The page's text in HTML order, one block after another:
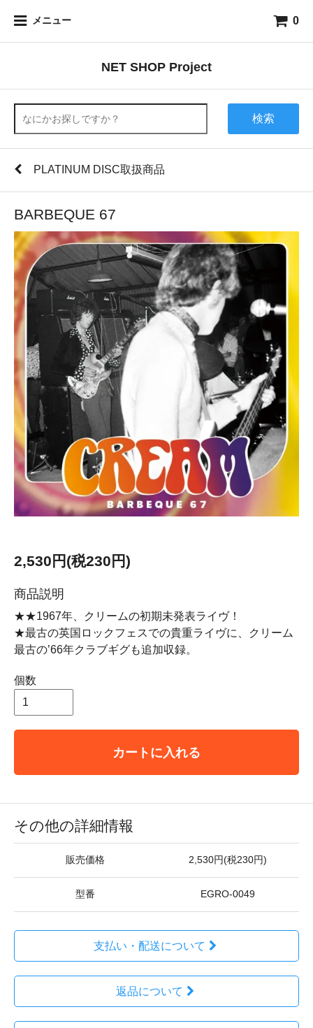
メニュー 0
NET SHOP Project
検索
PLATINUM DISC取扱商品
BARBEQUE 67
2,530円(税230円)
商品説明
★★1967年、クリームの初期未発表ライヴ！
★最古の英国ロックフェスでの貴重ライヴに、クリーム
最古の’66年クラブギグも追加収録。
個数
カートに入れる
その他の詳細情報
販売価格 2,530円(税230円)
型番 EGRO-0049
支払い・配送について
返品について